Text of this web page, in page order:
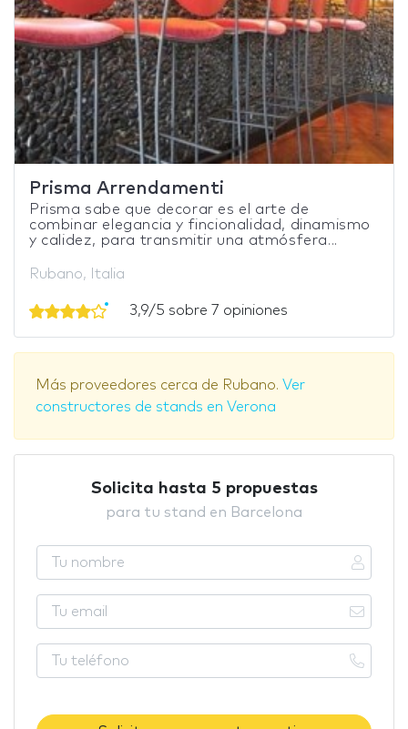
Prisma Arrendamenti
Prisma sabe que decorar es el arte de
combinar elegancia y fincionalidad, dinamismo
y calidez, para transmitir una atmósfera...
Rubano, Italia
3,9/5 sobre 7 opiniones
Más proveedores cerca de Rubano. Ver
constructores de stands en Verona
Solicita hasta 5 propuestas
para tu stand en Barcelona